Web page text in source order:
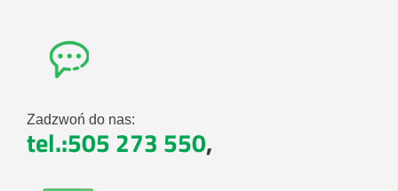
Zadzwoń do nas:
tel.:505 273 550,